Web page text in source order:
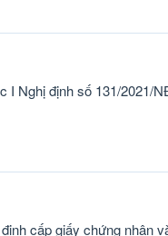
I Nghị định số 131/2021/
cấp giấy chứng nhận